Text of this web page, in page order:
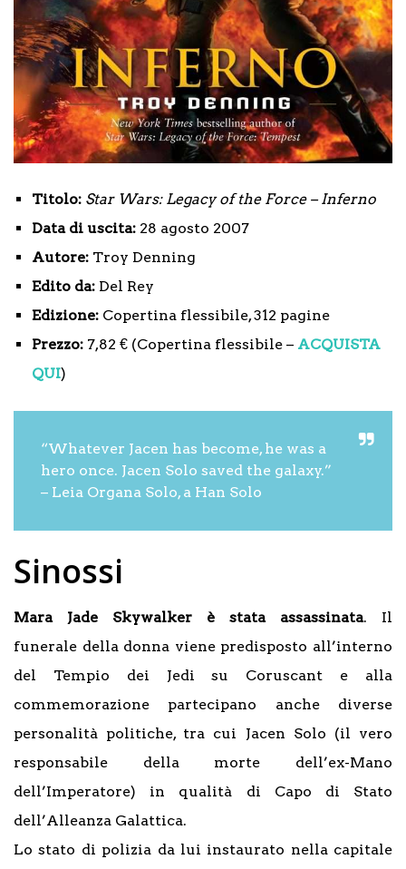
Titolo: Star Wars: Legacy of the Force – Inferno
Data di uscita: 28 agosto 2007
Autore: Troy Denning
Edito da: Del Rey
Edizione: Copertina flessibile, 312 pagine
Prezzo: 7,82 € (Copertina flessibile – ACQUISTA
QUI)
“Whatever Jacen has become, he was a
hero once. Jacen Solo saved the galaxy.”
– Leia Organa Solo, a Han Solo
Sinossi
Mara Jade Skywalker è stata assassinata. Il
funerale della donna viene predisposto all’interno
del Tempio dei Jedi su Coruscant e alla
commemorazione partecipano anche diverse
personalità politiche, tra cui Jacen Solo (il vero
responsabile della morte dell’ex-Mano
dell’Imperatore) in qualità di Capo di Stato
dell’Alleanza Galattica.
Lo stato di polizia da lui instaurato nella capitale